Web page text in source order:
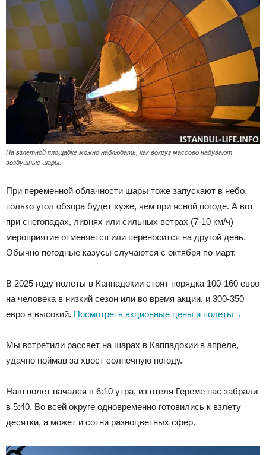
На взлетной площадке можно наблюдать, как вокруг массово надувают
воздушные шары.
При переменной облачности шары тоже запускают в небо,
только угол обзора будет хуже, чем при ясной погоде. А вот
при снегопадах, ливнях или сильных ветрах (7-10 км/ч)
мероприятие отменяется или переносится на другой день.
Обычно погодные казусы случаются с октября по март.
В 2025 году полеты в Каппадокии стоят порядка 100-160 евро
на человека в низкий сезон или во время акции, и 300-350
евро в высокий. Посмотреть акционные цены и полеты→
Мы встретили рассвет на шарах в Каппадокии в апреле,
удачно поймав за хвост солнечную погоду.
Наш полет начался в 6:10 утра, из отеля Гереме нас забрали
в 5:40. Во всей округе одновременно готовились к взлету
десятки, а может и сотни разноцветных сфер.